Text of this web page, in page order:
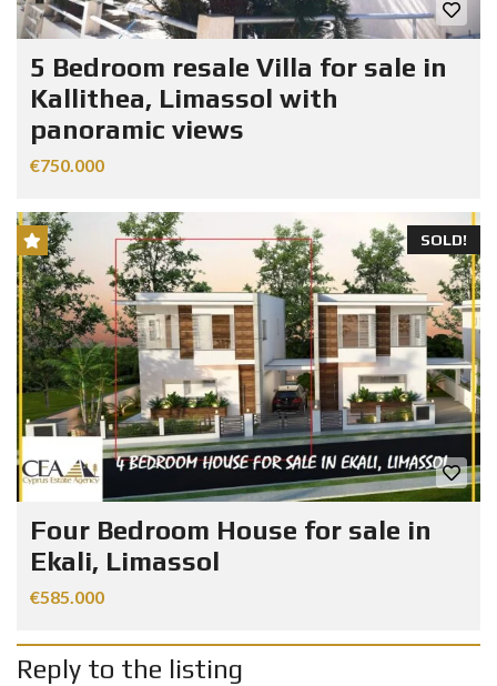
5 Bedroom resale Villa for sale in
Kallithea, Limassol with
panoramic views
€750.000
SOLD!
Four Bedroom House for sale in
Ekali, Limassol
€585.000
Reply to the listing